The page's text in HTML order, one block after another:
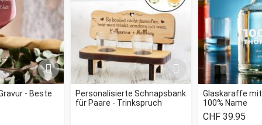
- Beste
Personalisierte Schnapsbank
für Paare - Trinkspruch
Glaskaraffe mit
100% Name
CHF 39.95